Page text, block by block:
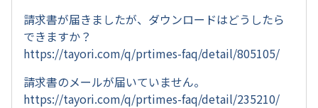
請求書が届きましたが、ダウンロードはどうしたら
できますか？
https://tayori.com/q/prtimes-faq/detail/805105/
請求書のメールが届いていません。
https://tayori.com/q/prtimes-faq/detail/235210/